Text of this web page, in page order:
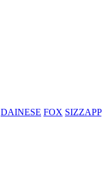
DAINESE FOX SIZZAPP